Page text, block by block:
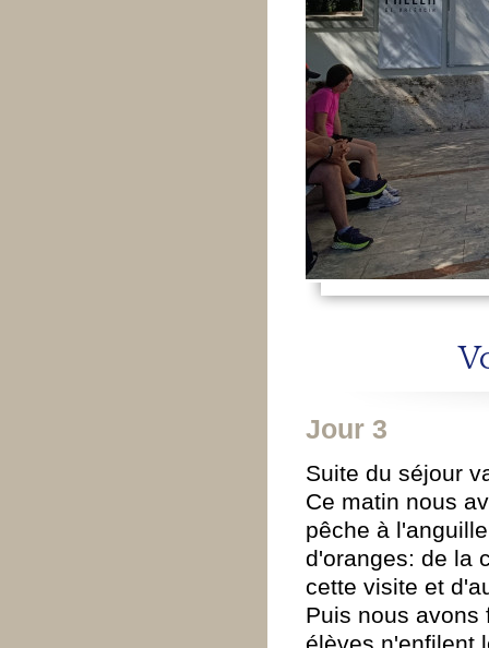
Jour 3
Suite du séjour
Ce matin nous
pêche à
d'oranges: de la
cette visite et
Puis nous avons